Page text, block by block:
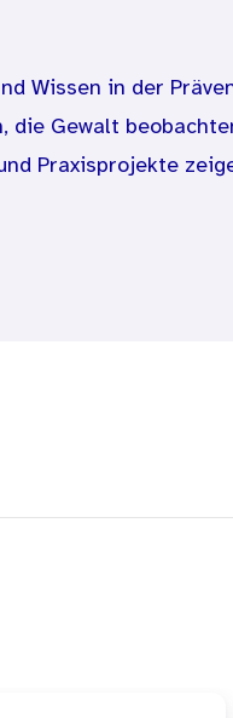
Wissen in der
Gewalt
Praxisprojekte